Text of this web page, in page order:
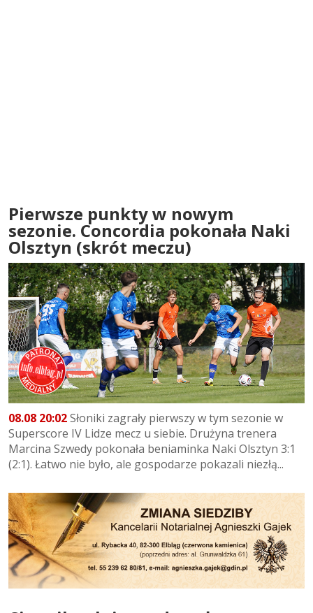
Pierwsze punkty w nowym
sezonie. Concordia pokonała Naki
Olsztyn (skrót meczu)
08.08 20:02Słoniki zagrały pierwszy w tym sezonie w
Superscore IV Lidze mecz u siebie. Drużyna trenera
Marcina Szwedy pokonała beniaminka Naki Olsztyn 3:1
(2:1). Łatwo nie było, ale gospodarze pokazali niezłą...